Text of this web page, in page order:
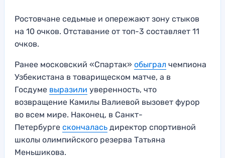
Ростовчане седьмые и опережают зону стыков
на 10 очков. Отставание от топ-3 составляет 11
очков.
Ранее московский «Спартак» обыграл чемпиона
Узбекистана в товарищеском матче, а в
Госдуме выразили уверенность, что
возвращение Камилы Валиевой вызовет фурор
во всем мире. Наконец, в Санкт-
Петербурге скончалась директор спортивной
школы олимпийского резерва Татьяна
Меньшикова.